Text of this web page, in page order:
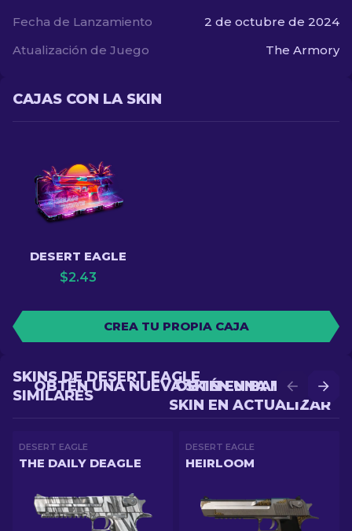
Fecha de Lanzamiento
2 de octubre de 2024
Atualización de Juego
The Armory
CAJAS CON LA SKIN
DESERT EAGLE
$2.43
CREA TU PROPIA CAJA
OBTÉN UNA MEJOR
SKIN EN ACTUALIZAR
OBTÉN UNA NUEVA SKIN EN BATALLA
SKINS DE DESERT EAGLE
SIMILARES
DESERT EAGLE
THE DAILY DEAGLE
DESERT EAGLE
HEIRLOOM